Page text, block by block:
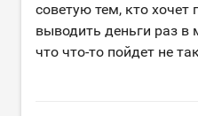
советую тем, кто хочет
выводить деньги раз в
что что-то пойдет не